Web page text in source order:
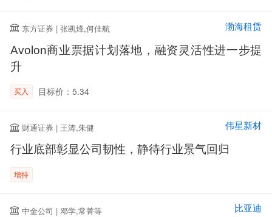
东方证券 | 张凯烽,何佳航 渤海租赁
Avolon商业票据计划落地，融资灵活性进一步提
升
买入 目标价：5.34
财通证券 | 王涛,朱健 伟星新材
行业底部彰显公司韧性，静待行业景气回归
增持
中金公司 | 邓学,常菁等 比亚迪